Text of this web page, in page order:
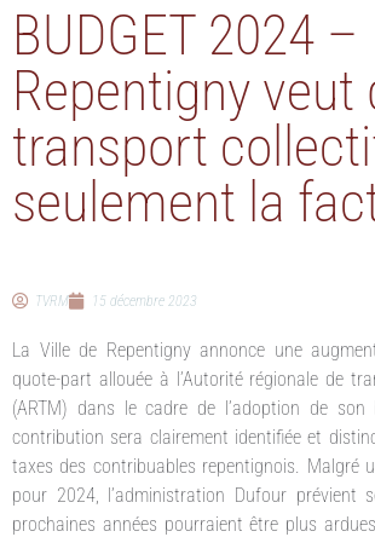
BUDGET 2024 –
Repentigny veut
transport
seulement la
TVRM 15 décembre 2023
La Ville de Repentigny annonce une
quote-part allouée à l’Autorité régionale de
(ARTM) dans le cadre de l’adoption de
contribution sera clairement identifiée et
taxes des contribuables repentignois. Malgré
pour 2024, l’administration Dufour prévient
prochaines années pourraient être plus